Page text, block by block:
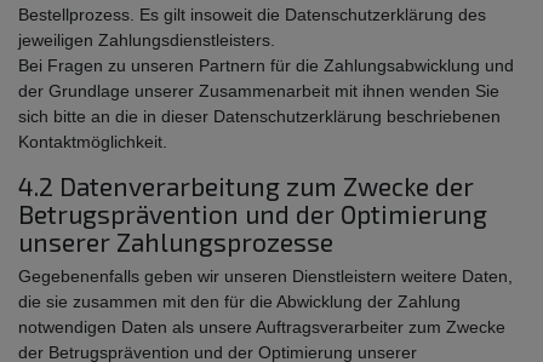
Bestellprozess. Es gilt insoweit die Datenschutzerklärung des
jeweiligen Zahlungsdienstleisters.
Bei Fragen zu unseren Partnern für die Zahlungsabwicklung und
der Grundlage unserer Zusammenarbeit mit ihnen wenden Sie
sich bitte an die in dieser Datenschutzerklärung beschriebenen
Kontaktmöglichkeit.
4.2 Datenverarbeitung zum Zwecke der
Betrugsprävention und der Optimierung
unserer Zahlungsprozesse
Gegebenenfalls geben wir unseren Dienstleistern weitere Daten,
die sie zusammen mit den für die Abwicklung der Zahlung
notwendigen Daten als unsere Auftragsverarbeiter zum Zwecke
der Betrugsprävention und der Optimierung unserer